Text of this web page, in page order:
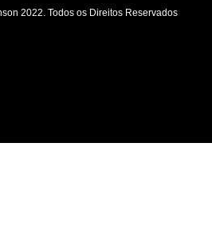
2022. Todos os Direitos Reservados